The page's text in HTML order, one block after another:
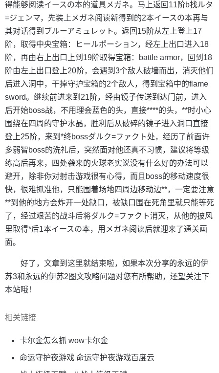
得能够阅读イースの本的道具メガネ。马上返回11阶b找ルタ
=ジェンマ，先装上メガネ阅读新得到的2本イースの本再与
其对话得到ブルーアミュレット。返回15阶从左上登上17
阶，取得中央宝箱：ヒールポーション，经左上出口进入18
阶，再由右上出口上到19阶取得宝箱：battle armor，回到18
阶由左上出口登上20阶，会遇到3个敌人破墙而出，消灭他们
后进入洞中，干掉守护宝箱的2个敌人，得到宝箱中的flame
sword。继续前进来到21阶，经由镜子传送到达门前，进入
后开始boss战，不用理会蓝色的头，直接****的头，**时小心
围绕在四周的守护水晶，胜利后从破碎的镜子进入洞口直接
登上25阶，来到*终bossダルク=ファクト处，经历了前面许
多弱智boss的洗礼后，突然面对他还真不习惯，建议将等级
练高后再来，四处袭来的火球老实说没有什么好的办法可以
避开，除非你对射击游戏很有心得，而且boss的移动速度很
快，很难抓准他，只能围着场地四周边移动边**，一定要注意
**到他的地方会炸开一处缺口，被缺口围在死角里就只能等死
了，经过艰苦的战斗后将ダルク=ファクト消灭，从他的披风
里取得*后1本イースの本，用メガネ阅读后就迎来了通关画
面。
好了，文章到这里就结束啦，如果本次分享的永远的伊
苏3和永远的伊苏2图文攻略问题对您有所帮助，还望关注下
本站哦！
相关链接
卡尔金怎么抓 wow卡尔金
命运守护夜游戏 命运守护夜游戏百度云